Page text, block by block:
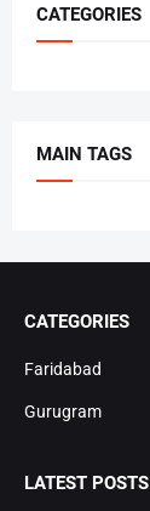
CATEGORIES
MAIN TAGS
CATEGORIES
Faridabad
Gurugram
LATEST POSTS